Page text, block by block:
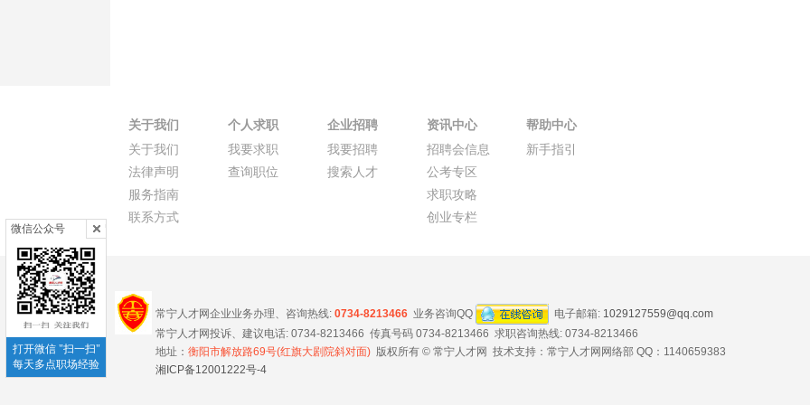
关于我们
关于我们
法律声明
服务指南
联系方式
个人求职
我要求职
查询职位
企业招聘
我要招聘
搜索人才
资讯中心
招聘会信息
公考专区
求职攻略
创业专栏
帮助中心
新手指引
常宁人才网企业业务办理、咨询热线: 0734-8213466 业务咨询QQ 电子邮箱: 1029127559@qq.com
常宁人才网投诉、建议电话: 0734-8213466 传真号码 0734-8213466 求职咨询热线: 0734-8213466
地址： 衡阳市解放路69号(红旗大剧院斜对面) 版权所有 © 常宁人才网 技术支持：常宁人才网网络部 QQ：1140659383
湘ICP备12001222号-4
微信公众号
打开微信 "扫一扫"
每天多点职场经验